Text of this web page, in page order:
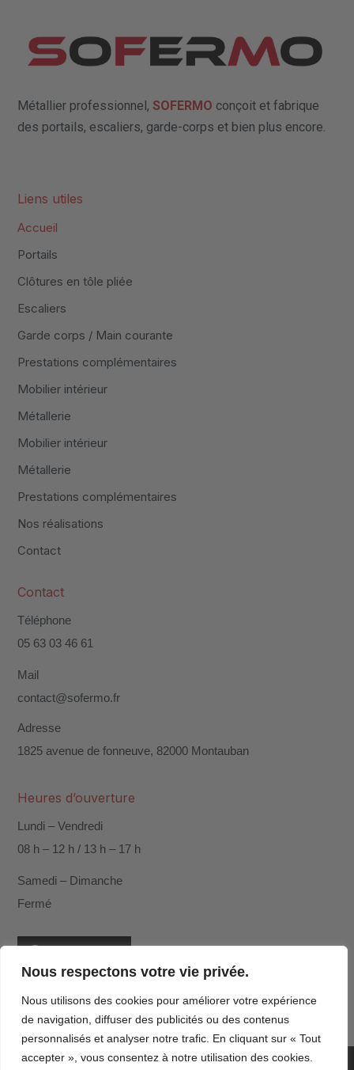
Nous respectons votre vie privée.
Nous utilisons des cookies pour améliorer votre expérience
de navigation, diffuser des publicités ou des contenus
personnalisés et analyser notre trafic. En cliquant sur « Tout
accepter », vous consentez à notre utilisation des cookies.
Métallier professionnel,SOFERMO conçoit et fabrique
des portails, escaliers, garde-corps et bien plus encore.
Liens utiles
Accueil
Portails
Clôtures en tôle pliée
Escaliers
Garde corps / Main courante
Prestations complémentaires
Mobilier intérieur
Métallerie
Mobilier intérieur
Métallerie
Prestations complémentaires
Nos réalisations
Contact
Contact
Téléphone
05 63 03 46 61
Mail
contact@sofermo.fr
Adresse
1825 avenue de fonneuve, 82000 Montauban
Heures d’ouverture
Lundi – Vendredi
08 h – 12 h / 13 h – 17 h
Samedi – Dimanche
Fermé
 Instagram
© Copyright 2024 – Tous droits